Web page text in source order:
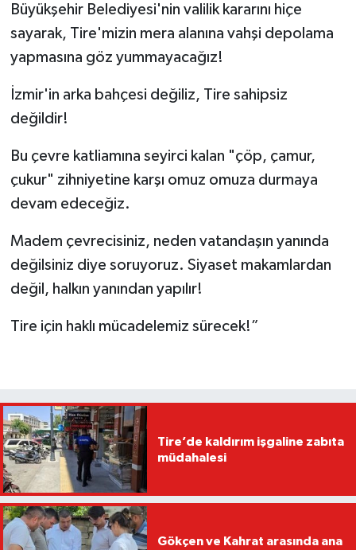
Büyükşehir Belediyesi'nin valilik kararını hiçe
sayarak, Tire'mizin mera alanına vahşi depolama
yapmasına göz yummayacağız!
İzmir'in arka bahçesi değiliz, Tire sahipsiz
değildir!
Bu çevre katliamına seyirci kalan "çöp, çamur,
çukur" zihniyetine karşı omuz omuza durmaya
devam edeceğiz.
Madem çevrecisiniz, neden vatandaşın yanında
değilsiniz diye soruyoruz. Siyaset makamlardan
değil, halkın yanından yapılır!
Tire için haklı mücadelemiz sürecek!”
Tire’de kaldırım işgaline zabıta
müdahalesi
Gökçen ve Kahrat arasında ana